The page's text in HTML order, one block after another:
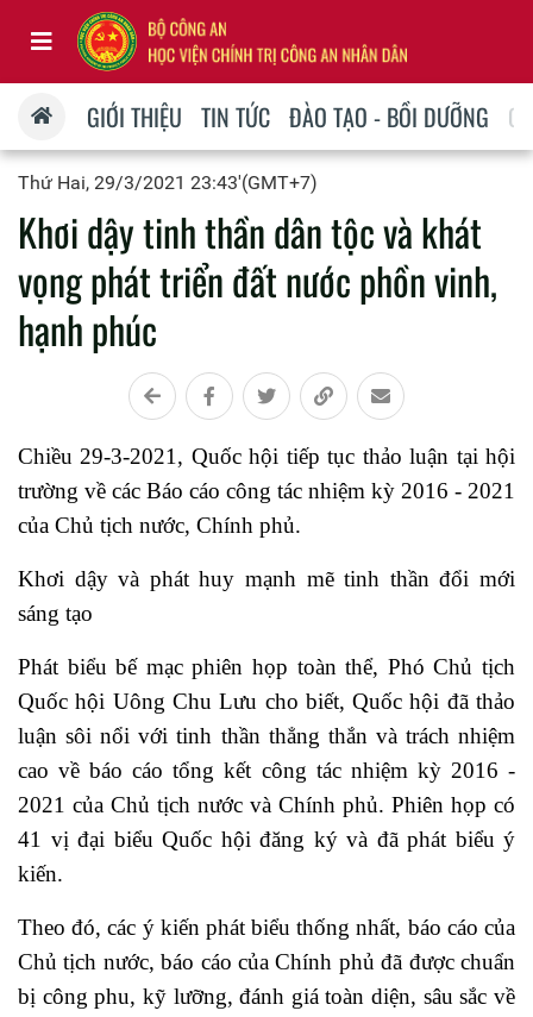
GIỚI THIỆU TIN TỨC ĐÀO TẠO - BỒI DƯỠNG
Thứ Hai, 29/3/2021 23:43'(GMT+7)
Khơi dậy tinh thần dân tộc và khát
vọng phát triển đất nước phồn vinh,
hạnh phúc
Chiều 29-3-2021, Quốc hội tiếp tục thảo luận tại hội
trường về các Báo cáo công tác nhiệm kỳ 2016 - 2021
của Chủ tịch nước, Chính phủ.
Khơi dậy và phát huy mạnh mẽ tinh thần đổi mới
sáng tạo
Phát biểu bế mạc phiên họp toàn thể, Phó Chủ tịch
Quốc hội Uông Chu Lưu cho biết, Quốc hội đã thảo
luận sôi nổi với tinh thần thẳng thắn và trách nhiệm
cao về báo cáo tổng kết công tác nhiệm kỳ 2016 -
2021 của Chủ tịch nước và Chính phủ. Phiên họp có
41 vị đại biểu Quốc hội đăng ký và đã phát biểu ý
kiến.
Theo đó, các ý kiến phát biểu thống nhất, báo cáo của
Chủ tịch nước, báo cáo của Chính phủ đã được chuẩn
bị công phu, kỹ lưỡng, đánh giá toàn diện, sâu sắc về